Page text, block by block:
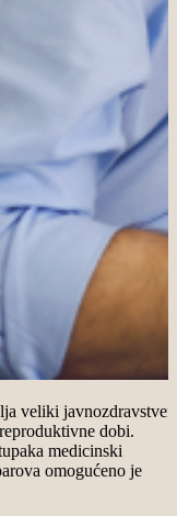
veliki
dobi.
medicinski
omogućeno je